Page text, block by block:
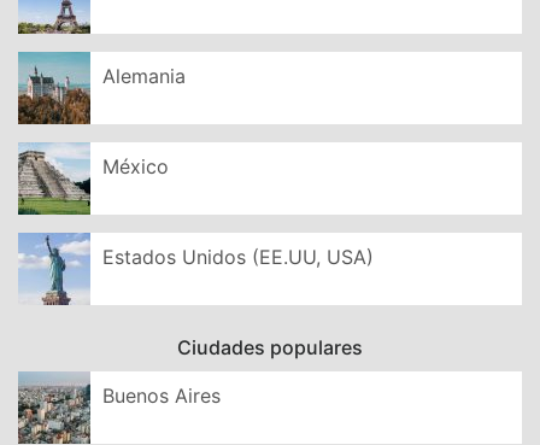
Alemania
México
Estados Unidos (EE.UU, USA)
Ciudades populares
Buenos Aires